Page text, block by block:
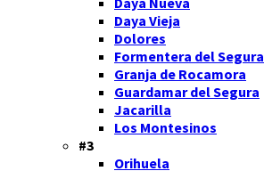
Daya Vieja
Dolores
Formentera del Segura
Granja de Rocamora
Guardamar del Segura
Jacarilla
Los Montesinos
#3
Orihuela